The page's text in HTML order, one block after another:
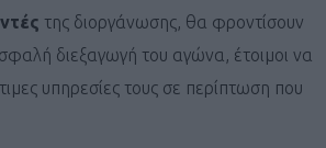
της διοργάνωσης, θα φροντίσουν
διεξαγωγή του αγώνα, έτοιμοι να
υπηρεσίες τους σε περίπτωση που